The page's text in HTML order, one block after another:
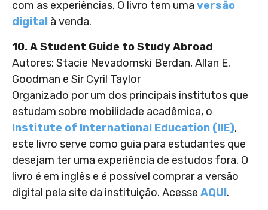
com as experiências. O livro tem uma versão
digital à venda.
10. A Student Guide to Study Abroad
Autores: Stacie Nevadomski Berdan, Allan E.
Goodman e Sir Cyril Taylor
Organizado por um dos principais institutos que
estudam sobre mobilidade acadêmica, o
Institute of International Education (IIE),
este livro serve como guia para estudantes que
desejam ter uma experiência de estudos fora. O
livro é em inglês e é possível comprar a versão
digital pela site da instituição. Acesse AQUI.